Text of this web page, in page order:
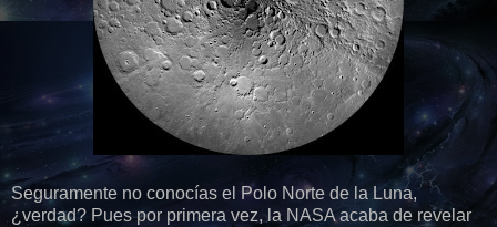
Seguramente no conocías el Polo Norte de la Luna,
¿verdad? Pues por primera vez, la NASA acaba de revelar